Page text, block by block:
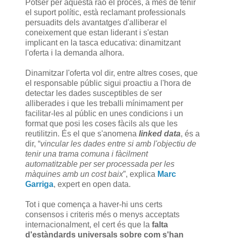
Potser per aquesta raó el procés, a més de tenir
el suport polític, està reclamant professionals
persuadits dels avantatges d'alliberar el
coneixement que estan liderant i s'estan
implicant en la tasca educativa: dinamitzant
l'oferta i la demanda alhora.
Dinamitzar l'oferta vol dir, entre altres coses, que
el responsable públic sigui proactiu a l'hora de
detectar les dades susceptibles de ser
alliberades i que les treballi mínimament per
facilitar-les al públic en unes condicions i un
format que posi les coses fàcils als que les
reutilitzin. És el que s'anomena linked data, és a
dir, “vincular les dades entre si amb l'objectiu de
tenir una trama comuna i fàcilment
automatitzable per ser processada per les
màquines amb un cost baix”, explica Marc
Garriga, expert en open data.
Tot i que comença a haver-hi uns certs
consensos i criteris més o menys acceptats
internacionalment, el cert és que la falta
d'estàndards universals sobre com s'han